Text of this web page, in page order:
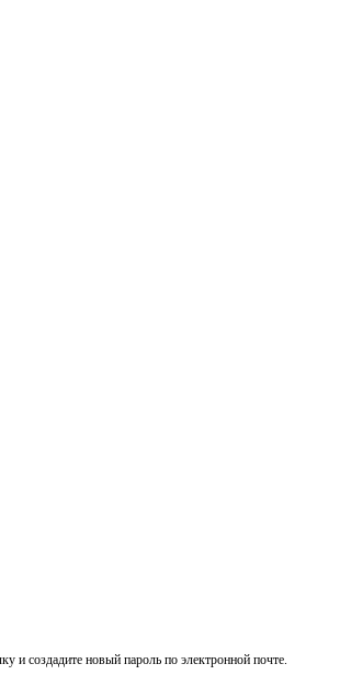
и создадите новый пароль по электронной почте.